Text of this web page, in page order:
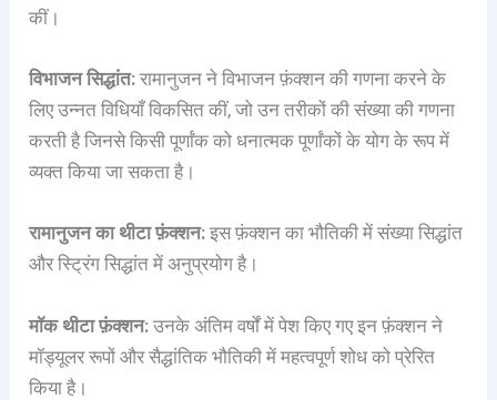
कीं।
विभाजन सिद्धांत: रामानुजन ने विभाजन फ़ंक्शन की गणना करने के
लिए उन्नत विधियाँ विकसित कीं, जो उन तरीकों की संख्या की गणना
करती है जिनसे किसी पूर्णांक को धनात्मक पूर्णांकों के योग के रूप में
व्यक्त किया जा सकता है।
रामानुजन का थीटा फ़ंक्शन: इस फ़ंक्शन का भौतिकी में संख्या सिद्धांत
और स्ट्रिंग सिद्धांत में अनुप्रयोग है।
मॉक थीटा फ़ंक्शन: उनके अंतिम वर्षों में पेश किए गए इन फ़ंक्शन ने
मॉड्यूलर रूपों और सैद्धांतिक भौतिकी में महत्वपूर्ण शोध को प्रेरित
किया है।